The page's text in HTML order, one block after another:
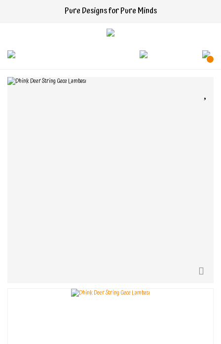
Pure Designs for Pure Minds